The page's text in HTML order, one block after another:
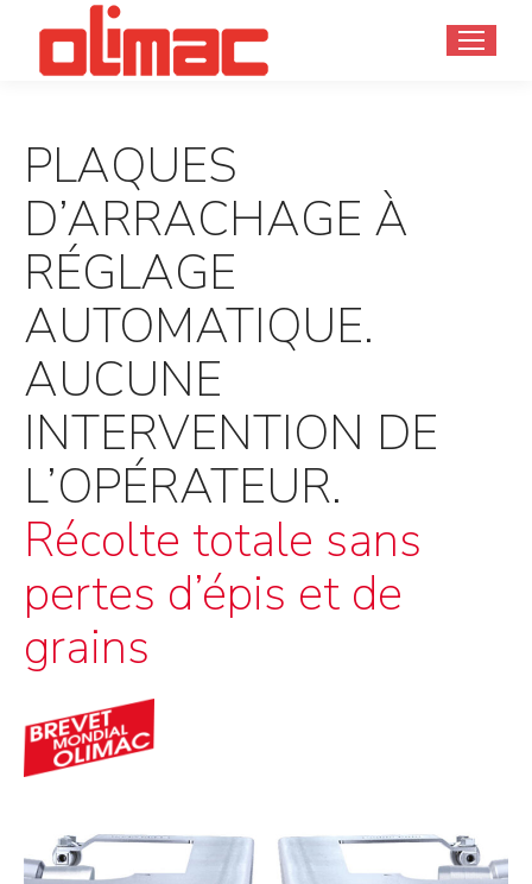
PLAQUES
D’ARRACHAGE À
RÉGLAGE
AUTOMATIQUE.
AUCUNE
INTERVENTION DE
L’OPÉRATEUR.
Récolte totale sans
pertes d’épis et de
grains